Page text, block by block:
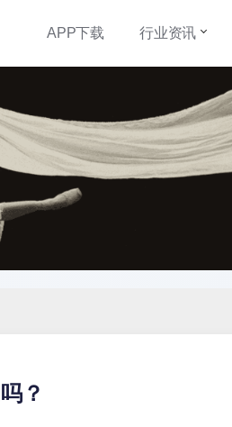
APP下载 行业资讯
？